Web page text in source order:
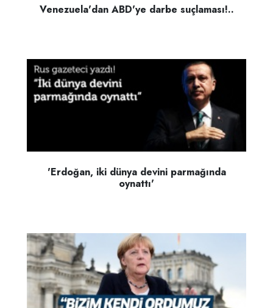
Venezuela'dan ABD'ye darbe suçlaması!..
'Erdoğan, iki dünya devini parmağında
oynattı'